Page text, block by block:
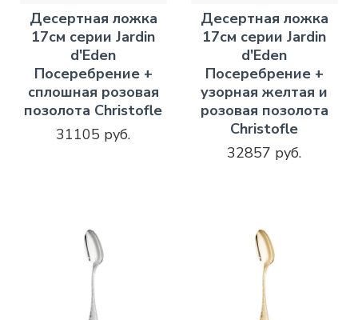
Десертная ложка
17см серии Jardin
d'Eden
Посеребрение +
сплошная розовая
позолота Christofle
31105 руб.
Десертная ложка
17см серии Jardin
d'Eden
Посеребрение +
узорная желтая и
розовая позолота
Christofle
32857 руб.